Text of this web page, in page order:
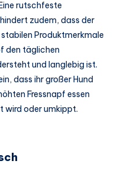
rutschfeste
zudem, dass der
Produktmerkmale
den täglichen
und langlebig ist.
dass ihr großer Hund
Fressnapf essen
wird oder umkippt.